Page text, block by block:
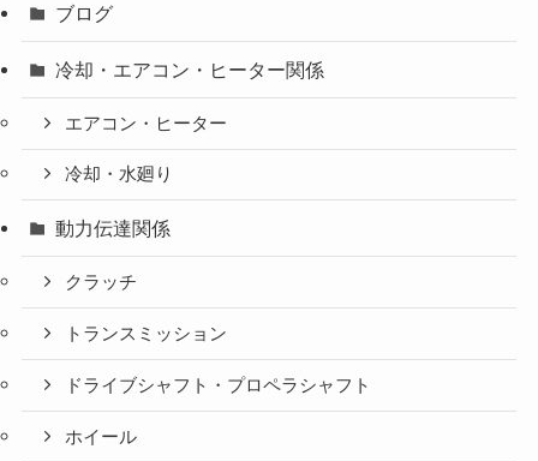
ブログ
冷却・エアコン・ヒーター関係
エアコン・ヒーター
冷却・水廻り
動力伝達関係
クラッチ
トランスミッション
ドライブシャフト・プロペラシャフト
ホイール